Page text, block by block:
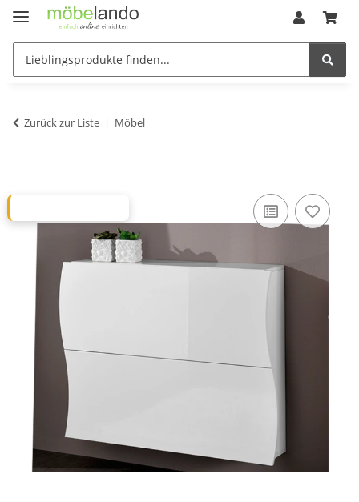
Zurück zur Liste Möbel